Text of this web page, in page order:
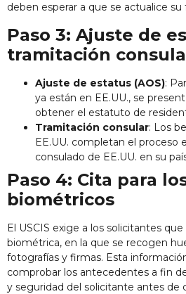
deben esperar a que se actualice su
Paso 3: Ajuste de
tramitación
Ajuste de estatus (AOS):
ya están en EE.UU., se
obtener el estatuto de
Tramitación consular: Los
EE.UU. completan el proceso
consulado de EE.UU. en su
Paso 4: Cita para
biométricos
El USCIS exige a los solicitantes
biométrica, en la que se recogen
fotografías y firmas. Esta
comprobar los antecedentes a fin
y seguridad del solicitante antes de